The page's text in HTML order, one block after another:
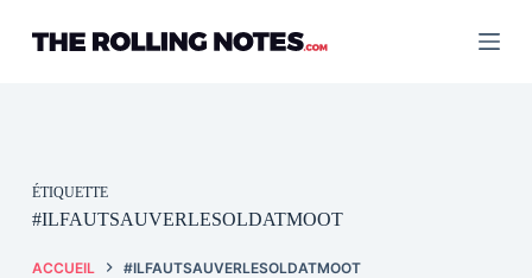
contenu
ÉTIQUETTE
#ILFAUTSAUVERLESOLDATMOOT
ACCUEIL #ILFAUTSAUVERLESOLDATMOOT